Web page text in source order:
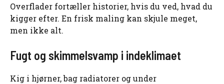
Overflader fortæller historier, hvis du ved, hvad du
kigger efter. En frisk maling kan skjule meget,
men ikke alt.
Fugt og skimmelsvamp i indeklimaet
Kig i hjørner, bag radiatorer og under